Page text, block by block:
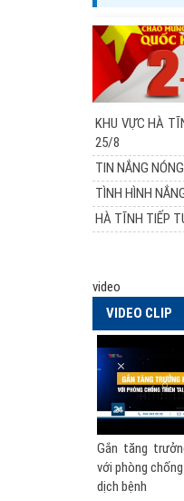
KHU VỰC HÀ
25/8
TIN NẮNG
TÌNH HÌNH
HÀ TĨNH TIẾP
video
VIDEO CLIP
trưởng kinh tế
chống thiên tai,
Thanh niên
người dân
lũ